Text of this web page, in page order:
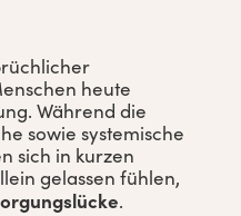
heute
Während die
sowie systemische
sich in kurzen
gelassen fühlen,
.